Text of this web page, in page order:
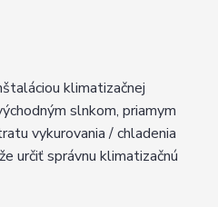
klimatizačnej
slnkom, priamym
vykurovania / chladenia
určiť správnu klimatizačnú